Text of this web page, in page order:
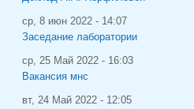
ср, 8 июн 2022 - 14:07
Заседание лаборатории
ср, 25 Май 2022 - 16:03
Вакансия мнс
вт, 24 Май 2022 - 12:05